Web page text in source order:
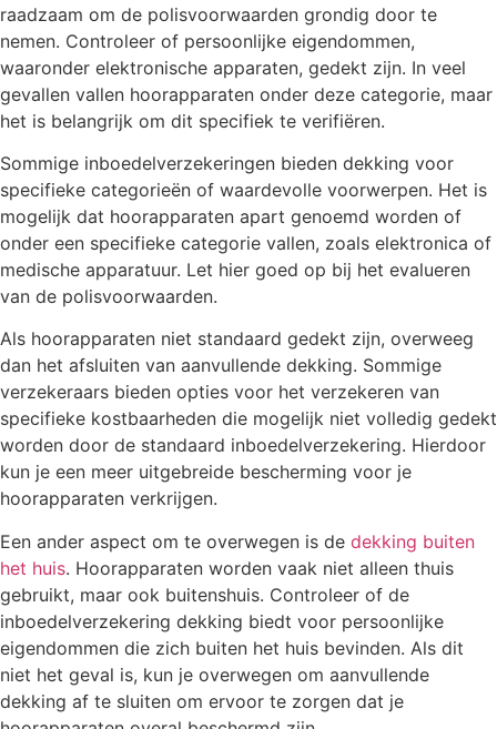
raadzaam om de polisvoorwaarden grondig door te
nemen. Controleer of persoonlijke eigendommen,
waaronder elektronische apparaten, gedekt zijn. In veel
gevallen vallen hoorapparaten onder deze categorie, maar
het is belangrijk om dit specifiek te verifiëren.
Sommige inboedelverzekeringen bieden dekking voor
specifieke categorieën of waardevolle voorwerpen. Het is
mogelijk dat hoorapparaten apart genoemd worden of
onder een specifieke categorie vallen, zoals elektronica of
medische apparatuur. Let hier goed op bij het evalueren
van de polisvoorwaarden.
Als hoorapparaten niet standaard gedekt zijn, overweeg
dan het afsluiten van aanvullende dekking. Sommige
verzekeraars bieden opties voor het verzekeren van
specifieke kostbaarheden die mogelijk niet volledig gedekt
worden door de standaard inboedelverzekering. Hierdoor
kun je een meer uitgebreide bescherming voor je
hoorapparaten verkrijgen.
Een ander aspect om te overwegen is de dekking buiten
het huis. Hoorapparaten worden vaak niet alleen thuis
gebruikt, maar ook buitenshuis. Controleer of de
inboedelverzekering dekking biedt voor persoonlijke
eigendommen die zich buiten het huis bevinden. Als dit
niet het geval is, kun je overwegen om aanvullende
dekking af te sluiten om ervoor te zorgen dat je